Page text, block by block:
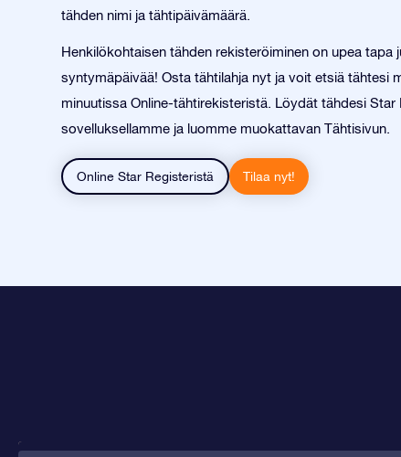
tähden nimi ja tähtipäivämäärä.
Henkilökohtaisen tähden rekisteröiminen on upea tapa
syntymäpäivää! Osta tähtilahja nyt ja voit etsiä tähtesi
minuutissa Online-tähtirekisteristä. Löydät tähdesi Star
sovelluksellamme ja luomme muokattavan Tähtisivun.
Online Star Registeristä Tilaa nyt!